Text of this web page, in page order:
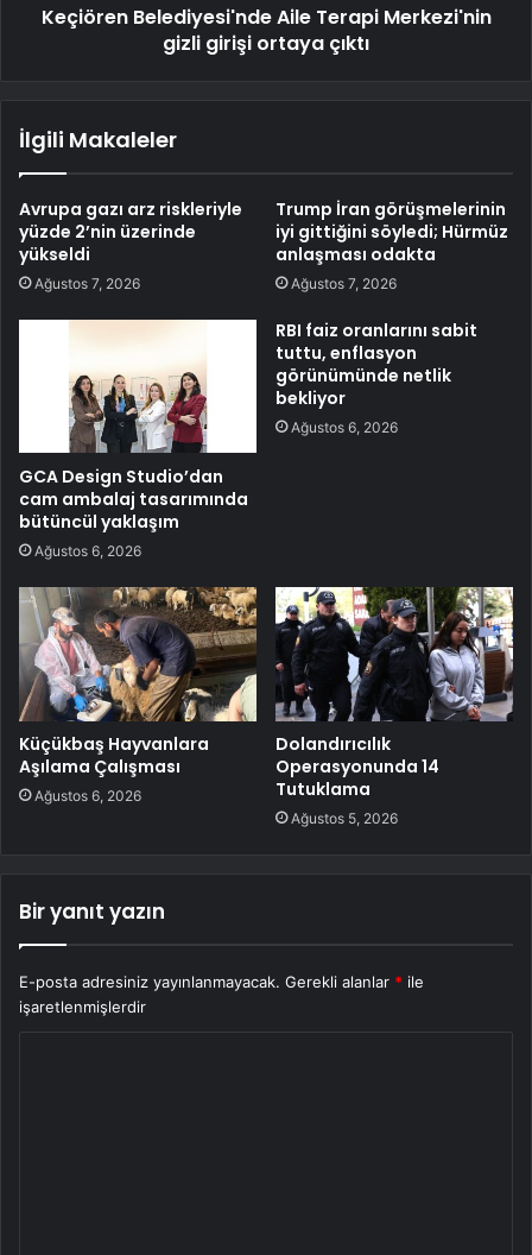
Keçiören Belediyesi'nde Aile Terapi Merkezi'nin
gizli girişi ortaya çıktı
İlgili Makaleler
Avrupa gazı arz riskleriyle
yüzde 2’nin üzerinde
yükseldi
Ağustos 7, 2026
Trump İran görüşmelerinin
iyi gittiğini söyledi; Hürmüz
anlaşması odakta
Ağustos 7, 2026
GCA Design Studio’dan
cam ambalaj tasarımında
bütüncül yaklaşım
Ağustos 6, 2026
RBI faiz oranlarını sabit
tuttu, enflasyon
görünümünde netlik
bekliyor
Ağustos 6, 2026
Küçükbaş Hayvanlara
Aşılama Çalışması
Ağustos 6, 2026
Dolandırıcılık
Operasyonunda 14
Tutuklama
Ağustos 5, 2026
Bir yanıt yazın
E-posta adresiniz yayınlanmayacak. Gerekli alanlar * ile
işaretlenmişlerdir